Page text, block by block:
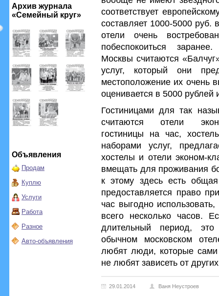
Архив журнала
«Семейный круг»
Объявления
Продам
Куплю
Услуги
Работа
Разное
Авто-объявления
соответствует
составляет 1000-5000 руб.
отели очень
побеспокоиться
Москвы считаются
услуг, который они
местоположение их очень
оценивается в 5000 рублей
Гостиницами для так
считаются отели
гостиницы на час,
наборами услуг,
хостелы и отели эконом-
вмещать для проживания
к этому здесь есть
предоставляется право
час выгодно
всего несколько часов.
длительный период,
обычном московском
любят люди, которые
не любят зависеть от
29.01.2014 Ваня Неустроев